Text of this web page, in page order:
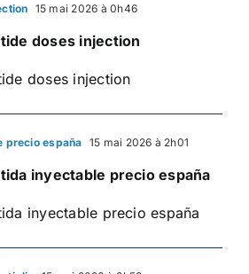
15 mai 2026 à 0h46
doses injection
doses injection
precio españa 15 mai 2026 à 2h01
inyectable precio españa
inyectable precio españa